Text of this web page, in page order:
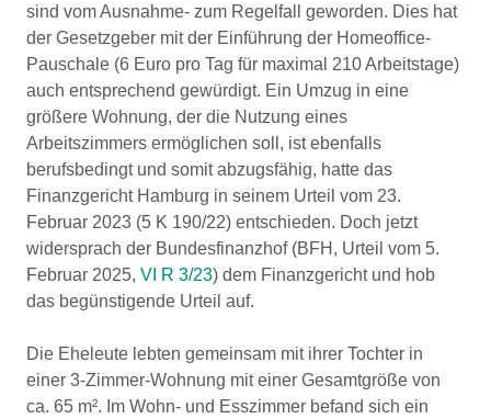
sind vom Ausnahme- zum Regelfall geworden. Dies hat
der Gesetzgeber mit der Einführung der Homeoffice-
Pauschale (6 Euro pro Tag für maximal 210 Arbeitstage)
auch entsprechend gewürdigt. Ein Umzug in eine
größere Wohnung, der die Nutzung eines
Arbeitszimmers ermöglichen soll, ist ebenfalls
berufsbedingt und somit abzugsfähig, hatte das
Finanzgericht Hamburg in seinem Urteil vom 23.
Februar 2023 (5 K 190/22) entschieden. Doch jetzt
widersprach der Bundesfinanzhof (BFH, Urteil vom 5.
Februar 2025, VI R 3/23) dem Finanzgericht und hob
das begünstigende Urteil auf.
Die Eheleute lebten gemeinsam mit ihrer Tochter in
einer 3-Zimmer-Wohnung mit einer Gesamtgröße von
ca. 65 m². Im Wohn- und Esszimmer befand sich ein